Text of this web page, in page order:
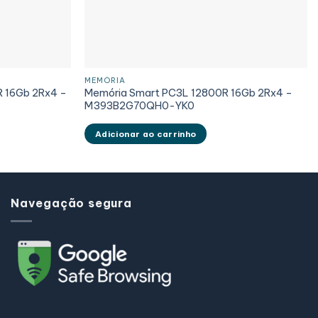
16Gb 2Rx4 –
MEMÓRIA
Memória Smart PC3L 12800R 16Gb 2Rx4 –
M393B2G70QH0-YK0
Adicionar ao carrinho
Navegação segura